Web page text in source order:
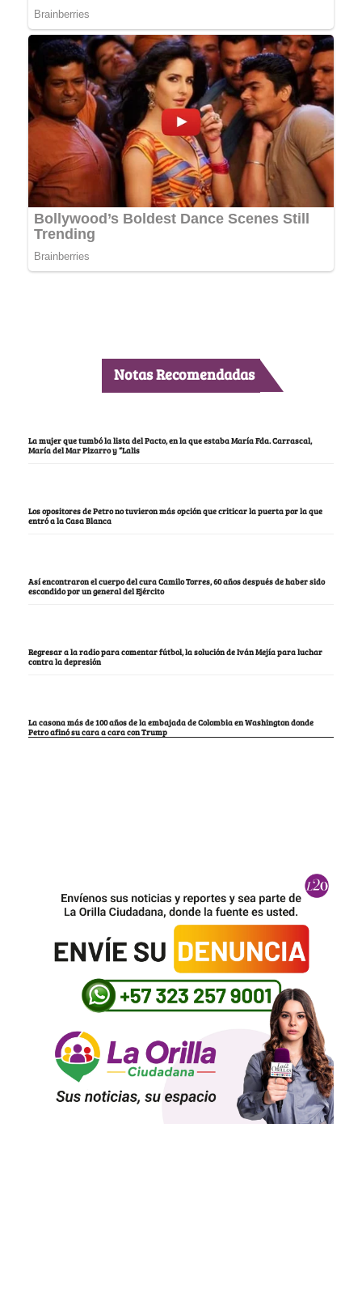
Notas Recomendadas
La mujer que tumbó la lista del Pacto, en la que estaba María Fda. Carrascal,
María del Mar Pizarro y “Lalis
Los opositores de Petro no tuvieron más opción que criticar la puerta por la que
entró a la Casa Blanca
Así encontraron el cuerpo del cura Camilo Torres, 60 años después de haber sido
escondido por un general del Ejército
Regresar a la radio para comentar fútbol, la solución de Iván Mejía para luchar
contra la depresión
La casona más de 100 años de la embajada de Colombia en Washington donde
Petro afinó su cara a cara con Trump